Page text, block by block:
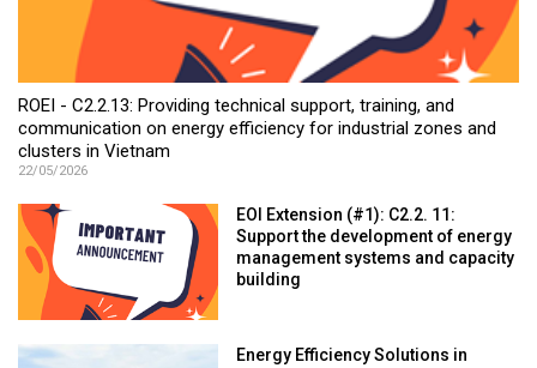
ROEI - C2.2.13: Providing technical support, training, and
communication on energy efficiency for industrial zones and
clusters in Vietnam
22/05/2026
EOI Extension (#1): C2.2. 11:
Support the development of energy
management systems and capacity
building
Energy Efficiency Solutions in